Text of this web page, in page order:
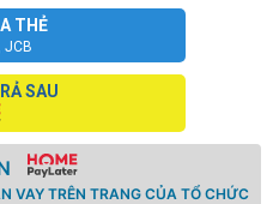
THẺ
JCB
SAU
VAY TRÊN TRANG CỦA TỔ CHỨC